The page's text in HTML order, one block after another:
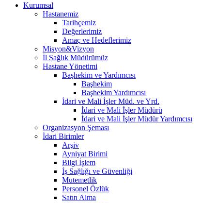
Kurumsal
Hastanemiz
Tarihçemiz
Değerlerimiz
Amaç ve Hedeflerimiz
Misyon&Vizyon
İl Sağlık Müdürümüz
Hastane Yönetimi
Başhekim ve Yardımcısı
Başhekim
Başhekim Yardımcısı
İdari ve Mali İşler Müd. ve Yrd.
İdari ve Mali İşler Müdürü
İdari ve Mali İşler Müdür Yardımcısı
Organizasyon Şeması
İdari Birimler
Arşiv
Ayniyat Birimi
Bilgi İşlem
İş Sağlığı ve Güvenliği
Mutemetlik
Personel Özlük
Satın Alma